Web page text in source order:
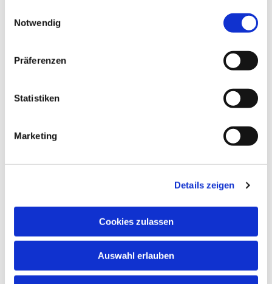
Notwendig
Präferenzen
Statistiken
Marketing
Details zeigen
Cookies zulassen
Auswahl erlauben
Dies könnte Sie auch